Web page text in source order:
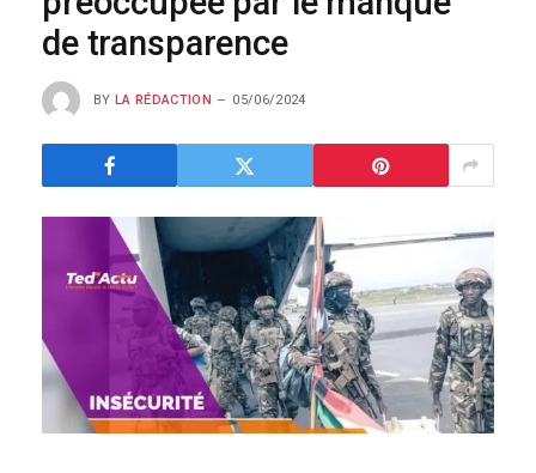
de transparence
BY LA RÉDACTION 05/06/2024